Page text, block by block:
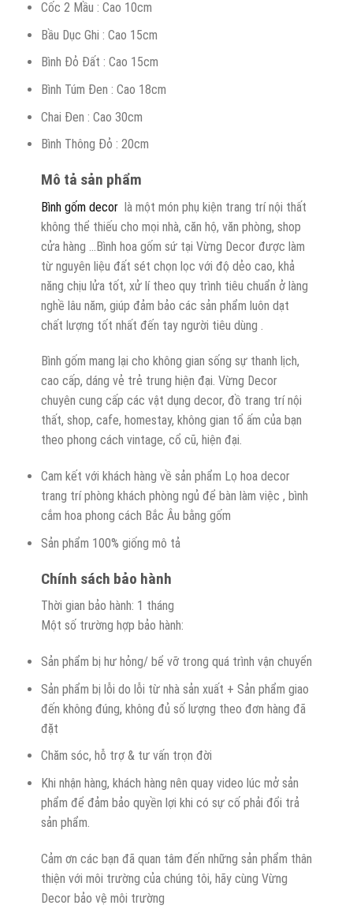
Cốc 2 Mầu : Cao 10cm
Bầu Dục Ghi : Cao 15cm
Bình Đỏ Đất : Cao 15cm
Bình Túm Đen : Cao 18cm
Chai Đen : Cao 30cm
Bình Thông Đỏ : 20cm
Mô tả sản phẩm
Bình gốm decor là một món phụ kiện trang trí nội thất
không thể thiếu cho mọi nhà, căn hộ, văn phòng, shop
cửa hàng …Bình hoa gốm sứ tại Vừng Decor được làm
từ nguyên liệu đất sét chọn lọc với độ dẻo cao, khả
năng chịu lửa tốt, xử lí theo quy trình tiêu chuẩn ở làng
nghề lâu năm, giúp đảm bảo các sản phẩm luôn dạt
chất lượng tốt nhất đến tay người tiêu dùng .
Bình gốm mang lại cho không gian sống sự thanh lịch,
cao cấp, dáng vẻ trẻ trung hiện đại. Vừng Decor
chuyên cung cấp các vật dụng decor, đồ trang trí nội
thất, shop, cafe, homestay, không gian tổ ấm của bạn
theo phong cách vintage, cổ cũ, hiện đại.
Cam kết với khách hàng về sản phẩm Lọ hoa decor
trang trí phòng khách phòng ngủ để bàn làm việc , bình
cắm hoa phong cách Bắc Âu bằng gốm
Sản phẩm 100% giống mô tả
Chính sách bảo hành
Thời gian bảo hành: 1 tháng
Một số trường hợp bảo hành:
Sản phẩm bị hư hỏng/ bể vỡ trong quá trình vận chuyển
Sản phẩm bị lỗi do lỗi từ nhà sản xuất + Sản phẩm giao
đến không đúng, không đủ số lượng theo đơn hàng đã
đặt
Chăm sóc, hỗ trợ & tư vấn trọn đời
Khi nhận hàng, khách hàng nên quay video lúc mở sản
phẩm để đảm bảo quyền lợi khi có sự cố phải đổi trả
sản phẩm.
Cảm ơn các bạn đã quan tâm đến những sản phẩm thân
thiện với môi trường của chúng tôi, hãy cùng Vừng
Decor bảo vệ môi trường